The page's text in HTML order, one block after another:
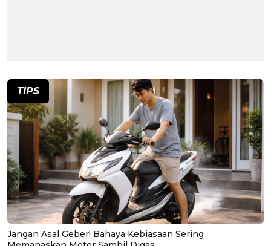
TIPS
Jangan Asal Geber! Bahaya Kebiasaan Sering